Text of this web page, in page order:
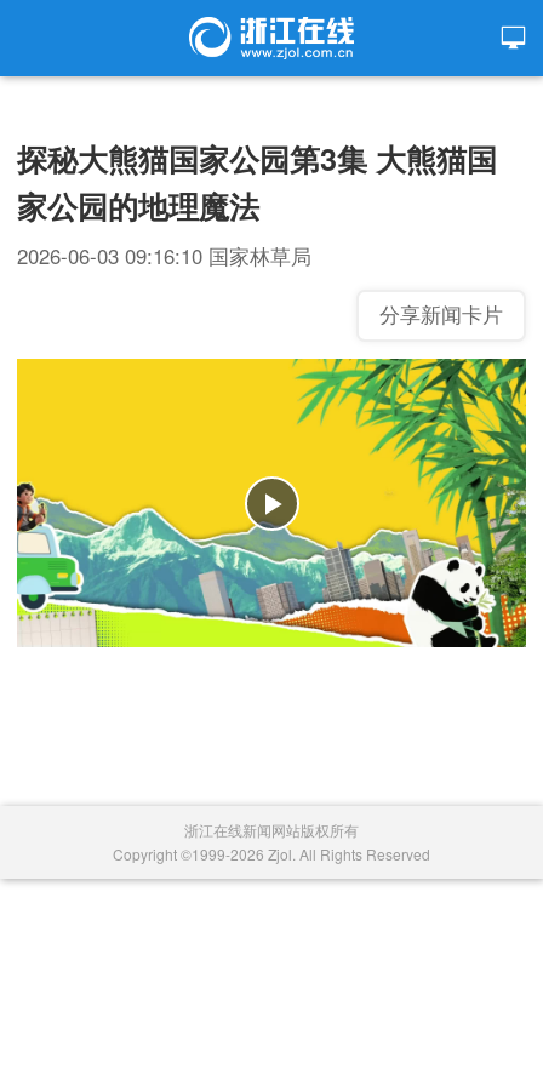
探秘大熊猫国家公园第3集 大熊猫国
家公园的地理魔法
2026-06-03 09:16:10 国家林草局
分享新闻卡片
浙江在线新闻网站版权所有
Copyright ©1999-2026 Zjol. All Rights Reserved